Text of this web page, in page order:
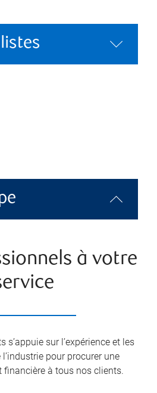
à votre
s’appuie sur l’expérience et les
pour procurer une
financière à tous nos clients.